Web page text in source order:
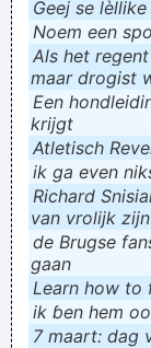
Geej se
Noem een
Als het
maar drogist
Een
krijgt
Atletisch
ik ga even
Richard
van vrolijk zijn
de Brugse
gaan
Learn how to
ik ɓen hem
7 maart: dag